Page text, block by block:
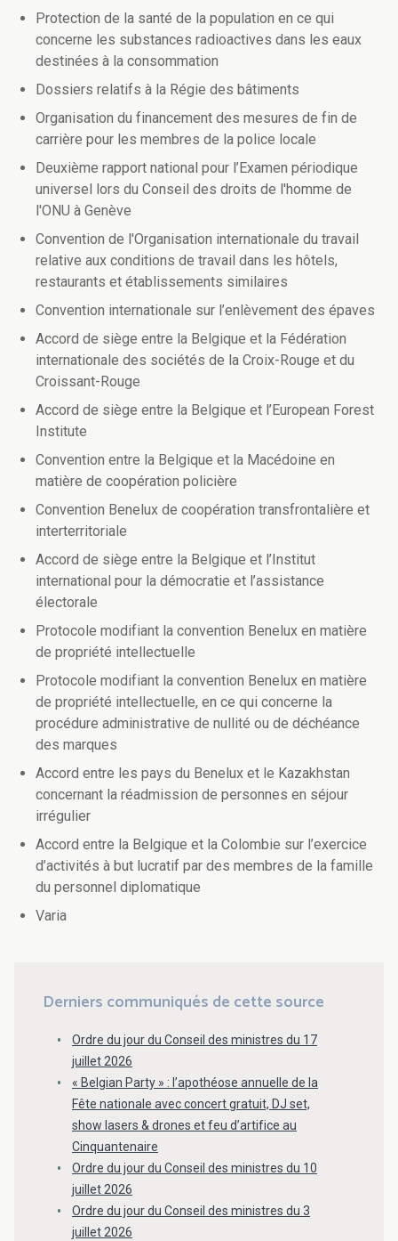
Protection de la santé de la population en ce qui
concerne les substances radioactives dans les eaux
destinées à la consommation
Dossiers relatifs à la Régie des bâtiments
Organisation du financement des mesures de fin de
carrière pour les membres de la police locale
Deuxième rapport national pour l’Examen périodique
universel lors du Conseil des droits de l'homme de
l'ONU à Genève
Convention de l'Organisation internationale du travail
relative aux conditions de travail dans les hôtels,
restaurants et établissements similaires
Convention internationale sur l’enlèvement des épaves
Accord de siège entre la Belgique et la Fédération
internationale des sociétés de la Croix-Rouge et du
Croissant-Rouge
Accord de siège entre la Belgique et l’European Forest
Institute
Convention entre la Belgique et la Macédoine en
matière de coopération policière
Convention Benelux de coopération transfrontalière et
interterritoriale
Accord de siège entre la Belgique et l’Institut
international pour la démocratie et l’assistance
électorale
Protocole modifiant la convention Benelux en matière
de propriété intellectuelle
Protocole modifiant la convention Benelux en matière
de propriété intellectuelle, en ce qui concerne la
procédure administrative de nullité ou de déchéance
des marques
Accord entre les pays du Benelux et le Kazakhstan
concernant la réadmission de personnes en séjour
irrégulier
Accord entre la Belgique et la Colombie sur l’exercice
d’activités à but lucratif par des membres de la famille
du personnel diplomatique
Varia
Derniers communiqués de cette source
Ordre du jour du Conseil des ministres du 17
juillet 2026
« Belgian Party » : l’apothéose annuelle de la
Fête nationale avec concert gratuit, DJ set,
show lasers & drones et feu d’artifice au
Cinquantenaire
Ordre du jour du Conseil des ministres du 10
juillet 2026
Ordre du jour du Conseil des ministres du 3
juillet 2026